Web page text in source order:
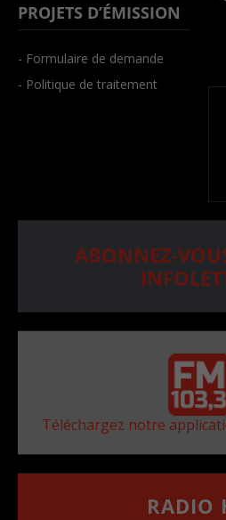
PROJETS D’ÉMISSION
- Formulaire de demande
- Politique de traitement
ABONNEZ-
Téléchargez notre
RADIO